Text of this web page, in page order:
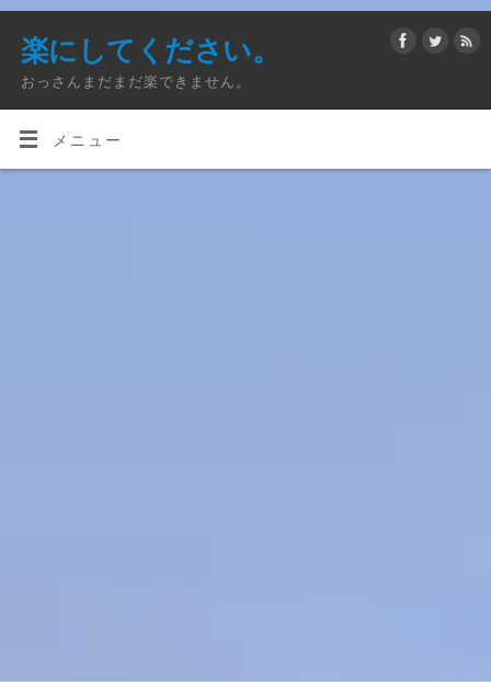
楽にしてください。
おっさんまだまだ楽できません。
メニュー